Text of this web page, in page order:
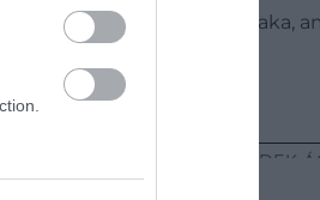
virtuális ablaka,
BENEDEK